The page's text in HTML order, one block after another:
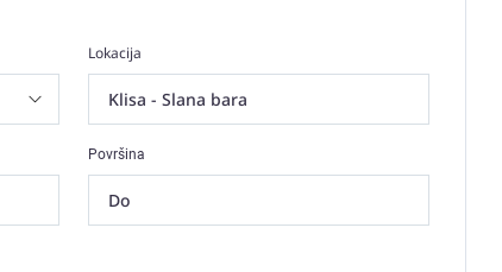
Lokacija
Klisa - Slana bara
Površina